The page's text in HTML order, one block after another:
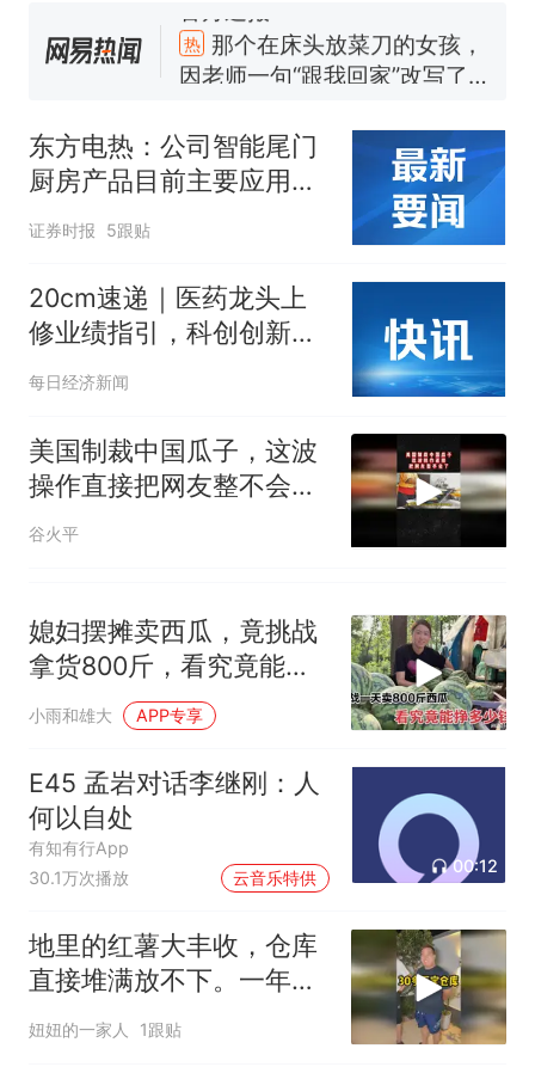
热
那个在床头放菜刀的女孩，
因老师一句“跟我回家”改写了
东方电热：公司智能尾门
厨房产品目前主要应用于
享界G9
证券时报 5跟贴
20cm速递｜医药龙头上
修业绩指引，科创创新药
ETF国泰(589720)盘中涨
每日经济新闻
美国制裁中国瓜子，这波
操作直接把网友整不会了
02
谷火平
媳妇摆摊卖西瓜，竟挑战
拿货800斤，看究竟能不
能卖完？
小雨和雄大 APP专享
E45 孟岩对话李继刚：人
何以自处
有知有行App
30.1万次播放
云音乐特供
00:12
地里的红薯大丰收，仓库
直接堆满放不下。一年的
租金算下来真不少。去找
妞妞的一家人 1跟贴